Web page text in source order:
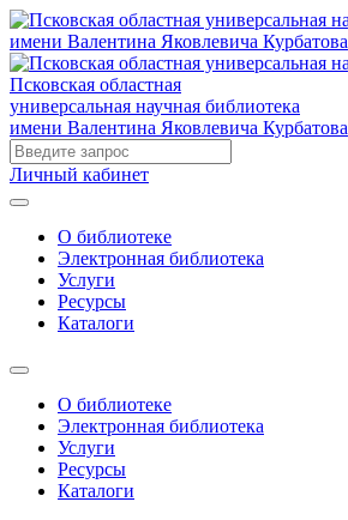
Псковская областная
универсальная научная библиотека
имени Валентина Яковлевича Курбатова
Личный кабинет
О библиотеке
Электронная библиотека
Услуги
Ресурсы
Каталоги
О библиотеке
Электронная библиотека
Услуги
Ресурсы
Каталоги